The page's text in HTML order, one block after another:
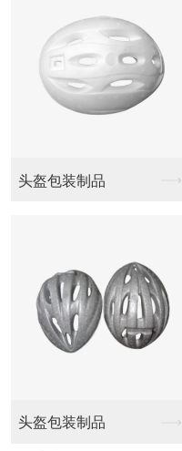
头盔包装制品
头盔包装制品